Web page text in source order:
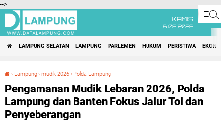
-->
KAMIS
6 08 2026
LAMPUNG SELATAN LAMPUNG PARLEMEN HUKUM PERISTIWA
› Lampung › mudik 2026 › Polda Lampung
Pengamanan Mudik Lebaran 2026, Polda
Lampung dan Banten Fokus Jalur Tol dan
Penyeberangan